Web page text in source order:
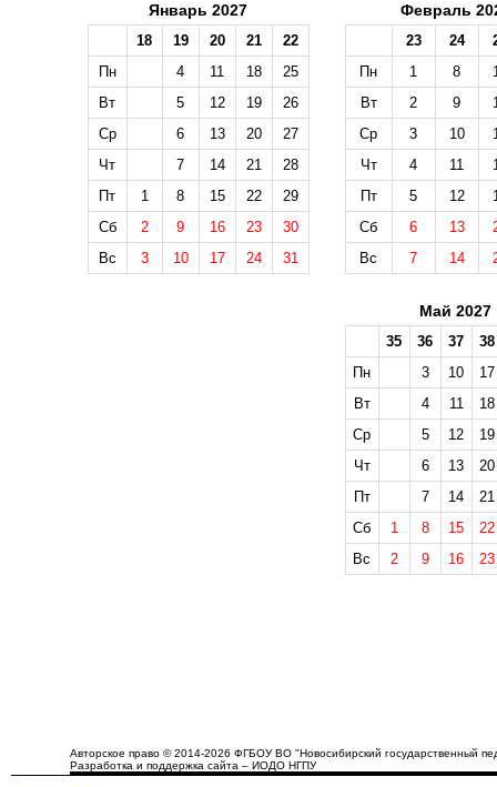
Январь 2027
18 19 20 21
22
Пн
4 11 18
25
Вт
5 12 19
26
Ср
6 13 20
27
Чт
7 14 21
28
Пт
1 8 15 22
29
Сб
2 9 16 23
30
Вс
3 10 17 24 31
Февраль
23 24
Пн
1 8
Вт
2 9
Ср
3 10
Чт
4 11
Пт
5 12
Сб
6 13
Вс
7 14
Май 2027
35 36 37
38
Пн
3 10
17
Вт
4 11
18
Ср
5 12
19
Чт
6 13
20
Пт
7 14
21
Сб
1 8 15
22
Вс
2 9 16 23
Авторское право © 2014-2026 ФГБОУ ВО "Новосибирский государственный
Разработка и поддержка сайта – ИОДО НГПУ